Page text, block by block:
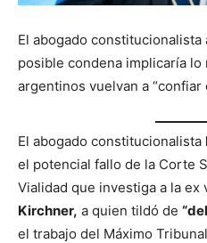
El abogado
posible condena implicaría lo
argentinos vuelvan a “confiar
El abogado constitucionalista
el potencial fallo de la Corte
Vialidad que investiga a la ex
Kirchner, a quien tildó de
el trabajo del Máximo